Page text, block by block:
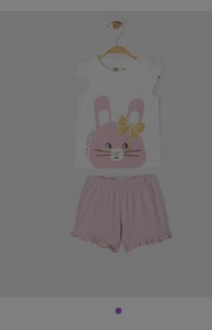
Disponible en 1 coloris
VIOLET